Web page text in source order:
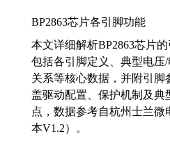
BP2863芯片各引脚功能
本文详细解析BP2863芯片
包括各引脚定义、典型电压
关系等核心数据，并附引脚
盖驱动配置、保护机制及典
点，数据参考自杭州士兰微
本V1.2）。